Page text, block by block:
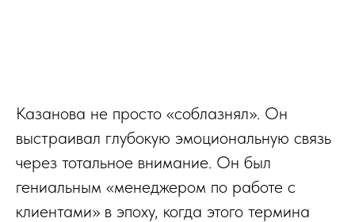
Казанова не просто «соблазнял». Он
выстраивал глубокую эмоциональную связь
через тотальное внимание. Он был
гениальным «менеджером по работе с
клиентами» в эпоху, когда этого термина